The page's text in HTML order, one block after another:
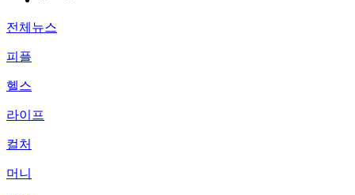
전체뉴스
피플
헬스
라이프
컬처
머니